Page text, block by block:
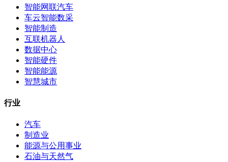
智能网联汽车
车云智能数采
智能制造
互联机器人
数据中心
智能硬件
智能能源
智慧城市
行业
汽车
制造业
能源与公用事业
石油与天然气